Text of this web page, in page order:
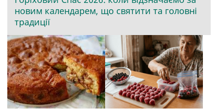
новим календарем, що святити та головні
традиції